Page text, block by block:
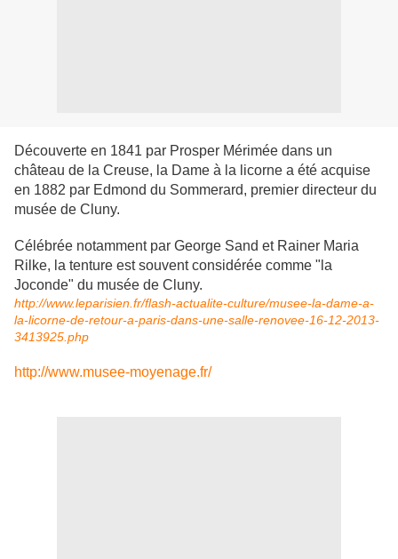
Découverte en 1841 par Prosper Mérimée dans un
château de la Creuse, la Dame à la licorne a été acquise
en 1882 par Edmond du Sommerard, premier directeur du
musée de Cluny.
Célébrée notamment par George Sand et Rainer Maria
Rilke, la tenture est souvent considérée comme "la
Joconde" du musée de Cluny.
http://www.leparisien.fr/flash-actualite-culture/musee-la-dame-a-
la-licorne-de-retour-a-paris-dans-une-salle-renovee-16-12-2013-
3413925.php
http://www.musee-moyenage.fr/